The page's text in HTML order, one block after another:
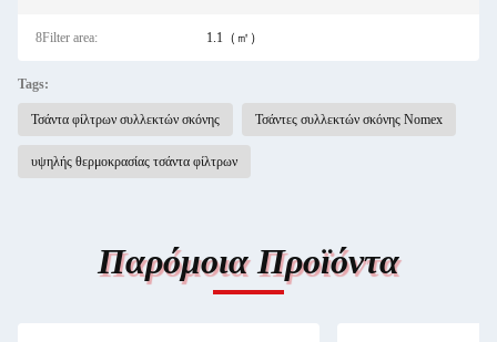
8Filter area: 1.1（㎡）
Tags:
Τσάντα φίλτρων συλλεκτών σκόνης Τσάντες συλλεκτών σκόνης Nomex
υψηλής θερμοκρασίας τσάντα φίλτρων
Παρόμοια Προϊόντα